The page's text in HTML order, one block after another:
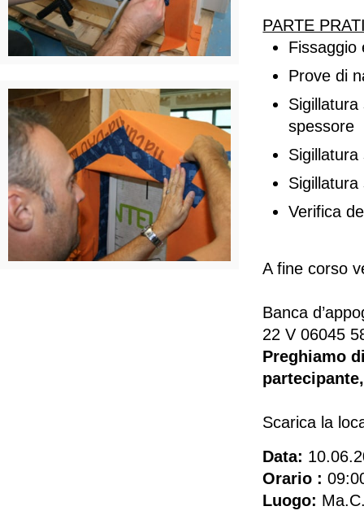
PARTE
Fissaggio
Prove di
spessore
Verifica
A fine corso
Banca
22 V 06045
Preghiamo
Scarica la
Data:
Orario :
Luogo: